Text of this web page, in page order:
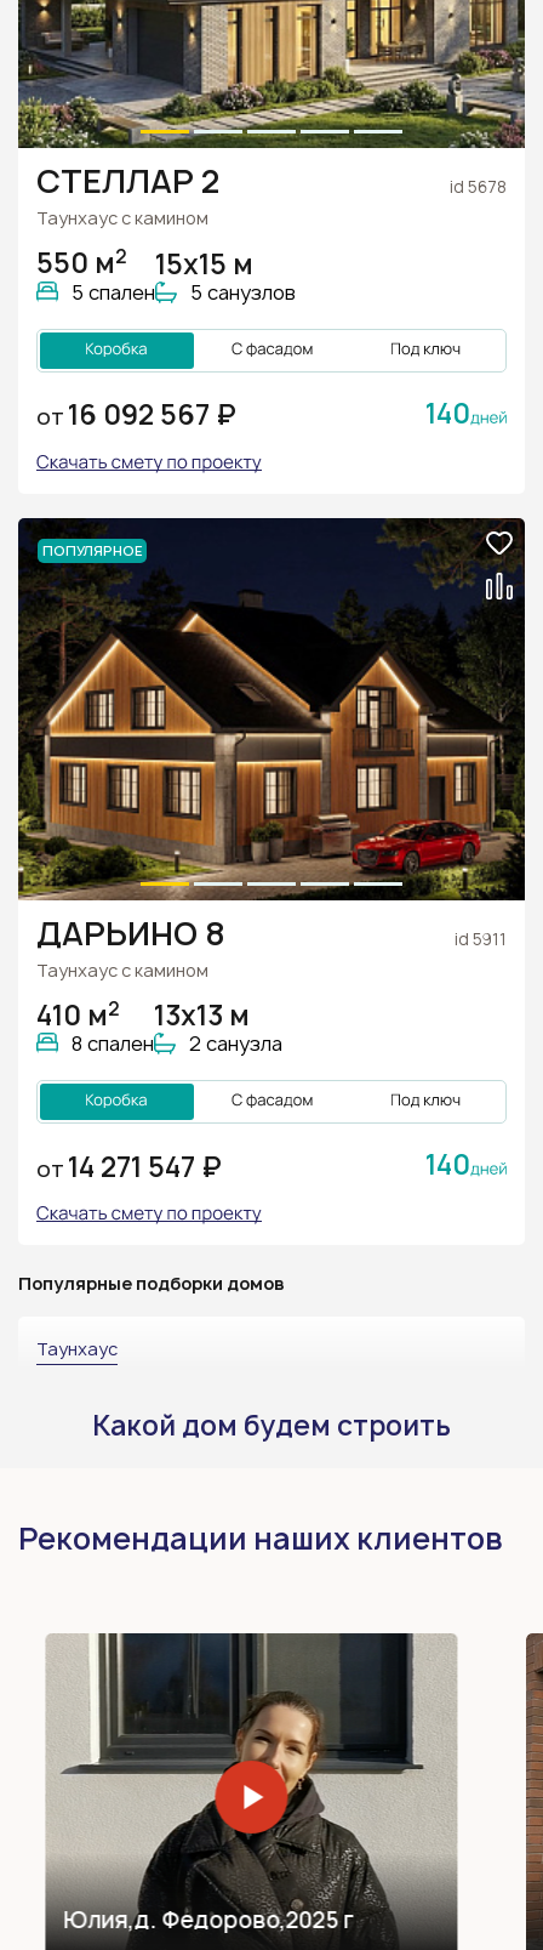
СТЕЛЛАР 2 id 5678
Таунхаус с камином
550 м2
5 спален
15х15 м
5 санузлов
ОТ 16 092 567 ₽ 140
ДАРЬИНО 8 id 5911
Таунхаус с камином
410 м2
8 спален
13х13 м
2 санузла
ОТ 14 271 547 ₽ 140
ПОПУЛЯРНОЕ
Популярные подборки домов
Таунхаус
Какой дом будем строить
Рекомендации наших клиентов
Юлия,д. Федорово,2025 г